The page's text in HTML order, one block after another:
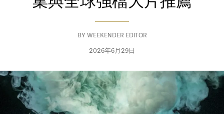
BY WEEKENDER EDITOR
2026年6月29日